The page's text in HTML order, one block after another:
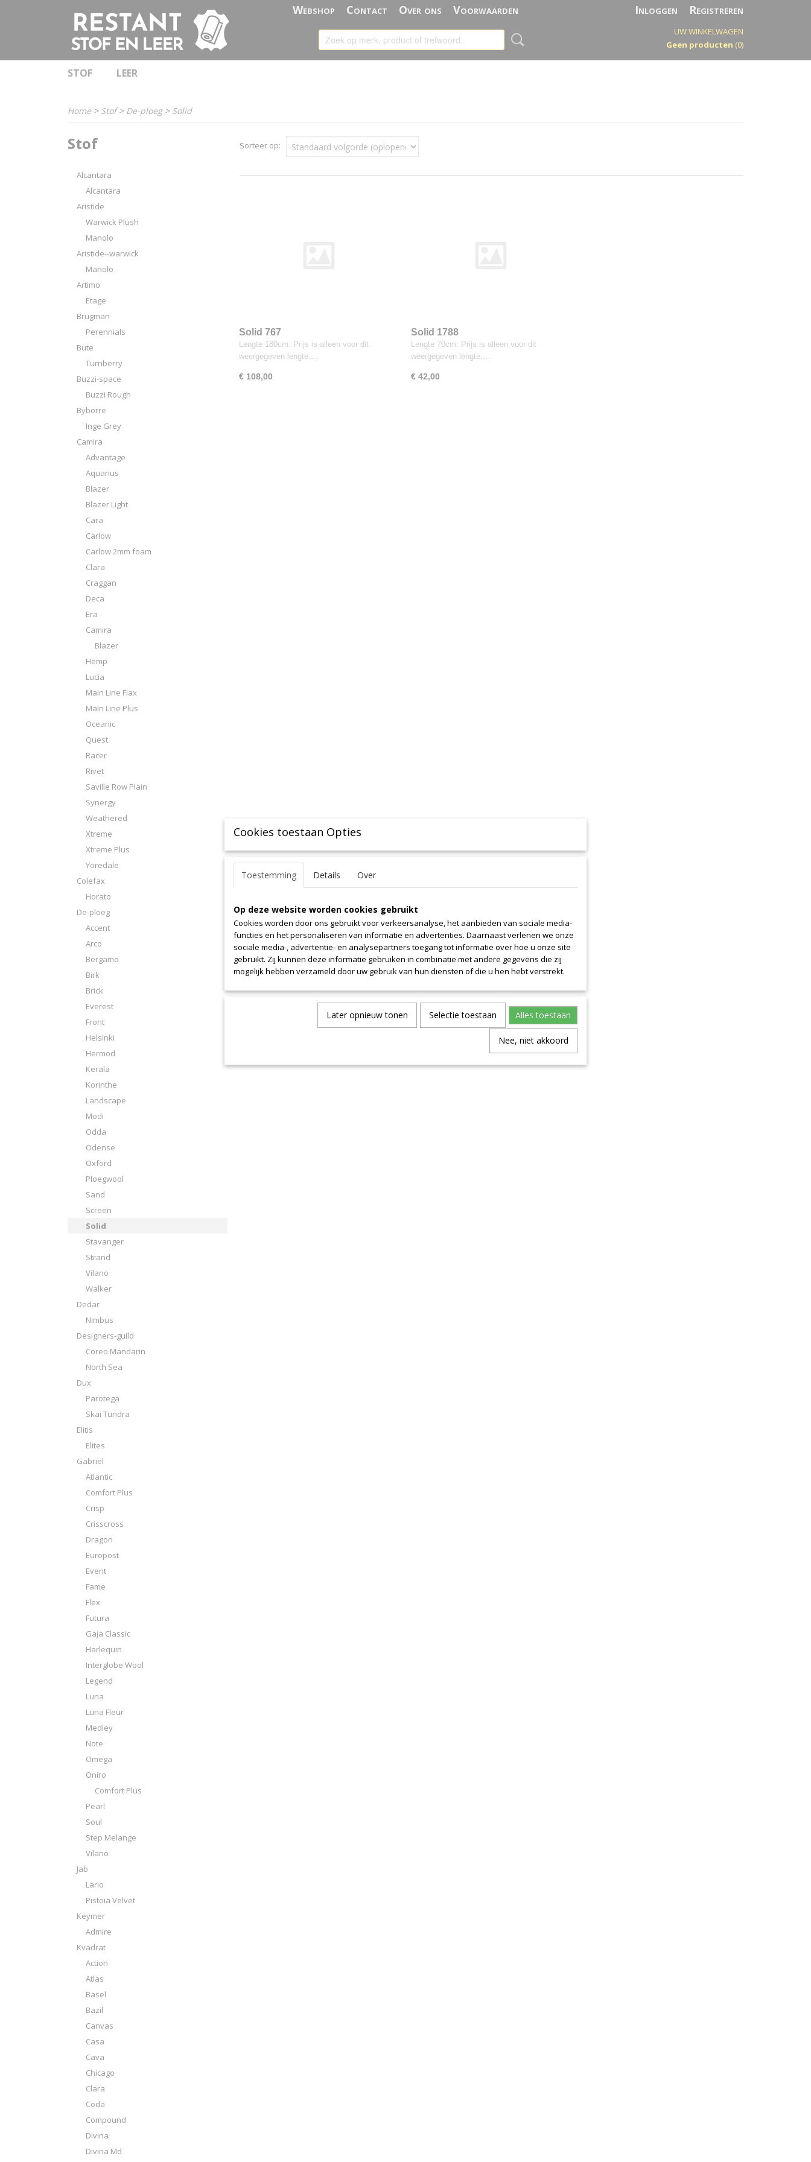
Webshop Contact Over ons Voorwaarden Inloggen Registreren
UW WINKELWAGEN
Geen producten (0)
STOF LEER
Home> Stof> De-ploeg> Solid
Stof
Alcantara
Alcantara
Aristide
Warwick Plush
Manolo
Aristide--warwick
Manolo
Artimo
Etage
Brugman
Perennials
Bute
Turnberry
Buzzi-space
Buzzi Rough
Byborre
Inge Grey
Camira
Advantage
Aquarius
Blazer
Blazer Light
Cara
Carlow
Carlow 2mm foam
Clara
Craggan
Deca
Era
Camira
Blazer
Hemp
Lucia
Main Line Flax
Main Line Plus
Oceanic
Quest
Racer
Rivet
Saville Row Plain
Synergy
Weathered
Xtreme
Xtreme Plus
Yoredale
Colefax
Horato
De-ploeg
Accent
Arco
Bergamo
Birk
Brick
Everest
Front
Helsinki
Hermod
Kerala
Korinthe
Landscape
Modi
Odda
Odense
Oxford
Ploegwool
Sand
Screen
Solid
Stavanger
Strand
Vilano
Walker
Dedar
Nimbus
Designers-guild
Coreo Mandarin
North Sea
Dux
Parotega
Skai Tundra
Elitis
Elites
Gabriel
Atlantic
Comfort Plus
Crisp
Crisscross
Dragon
Europost
Event
Fame
Flex
Futura
Gaja Classic
Harlequin
Interglobe Wool
Legend
Luna
Luna Fleur
Medley
Note
Omega
Oniro
Comfort Plus
Pearl
Soul
Step Melange
Vilano
Jab
Lario
Pistoia Velvet
Keymer
Admire
Kvadrat
Action
Atlas
Basel
Bazil
Canvas
Casa
Cava
Chicago
Clara
Coda
Compound
Divina
Divina Md
Sorteer op:
Solid 767
Lengte 180cm. Prijs is alleen voor dit
weergegeven lengte.…
€ 108,00
Solid 1788
Lengte 70cm. Prijs is alleen voor dit
weergegeven lengte.…
€ 42,00
Cookies toestaan Opties
Toestemming Details Over
Op deze website worden cookies gebruikt
Cookies worden door ons gebruikt voor verkeersanalyse, het aanbieden van sociale media-
functies en het personaliseren van informatie en advertenties. Daarnaast verlenen we onze
sociale media-, advertentie- en analysepartners toegang tot informatie over hoe u onze site
gebruikt. Zij kunnen deze informatie gebruiken in combinatie met andere gegevens die zij
mogelijk hebben verzameld door uw gebruik van hun diensten of die u hen hebt verstrekt.
Later opnieuw tonen Selectie toestaan Alles toestaan
Nee, niet akkoord